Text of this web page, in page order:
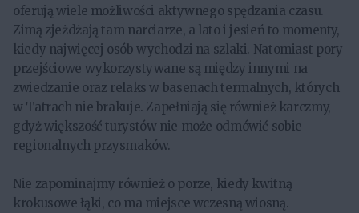
oferują wiele możliwości aktywnego spędzania czasu.
Zimą zjeżdżają tam narciarze, a lato i jesień to momenty,
kiedy najwięcej osób wychodzi na szlaki. Natomiast pory
przejściowe wykorzystywane są między innymi na
zwiedzanie oraz relaks w basenach termalnych, których
w Tatrach nie brakuje. Zapełniają się również karczmy,
gdyż większość turystów nie może odmówić sobie
regionalnych przysmaków.
Nie zapominajmy również o porze, kiedy kwitną
krokusowe łąki, co ma miejsce wczesną wiosną.